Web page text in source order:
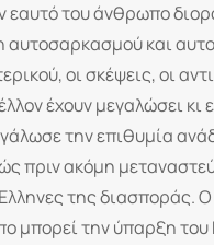
εαυτό του άνθρωπο
και
οι σκέψεις, οι
έχουν μεγαλώσει κι
την επιθυμία
πριν ακόμη
της διασποράς. Ο
μπορεί την ύπαρξη